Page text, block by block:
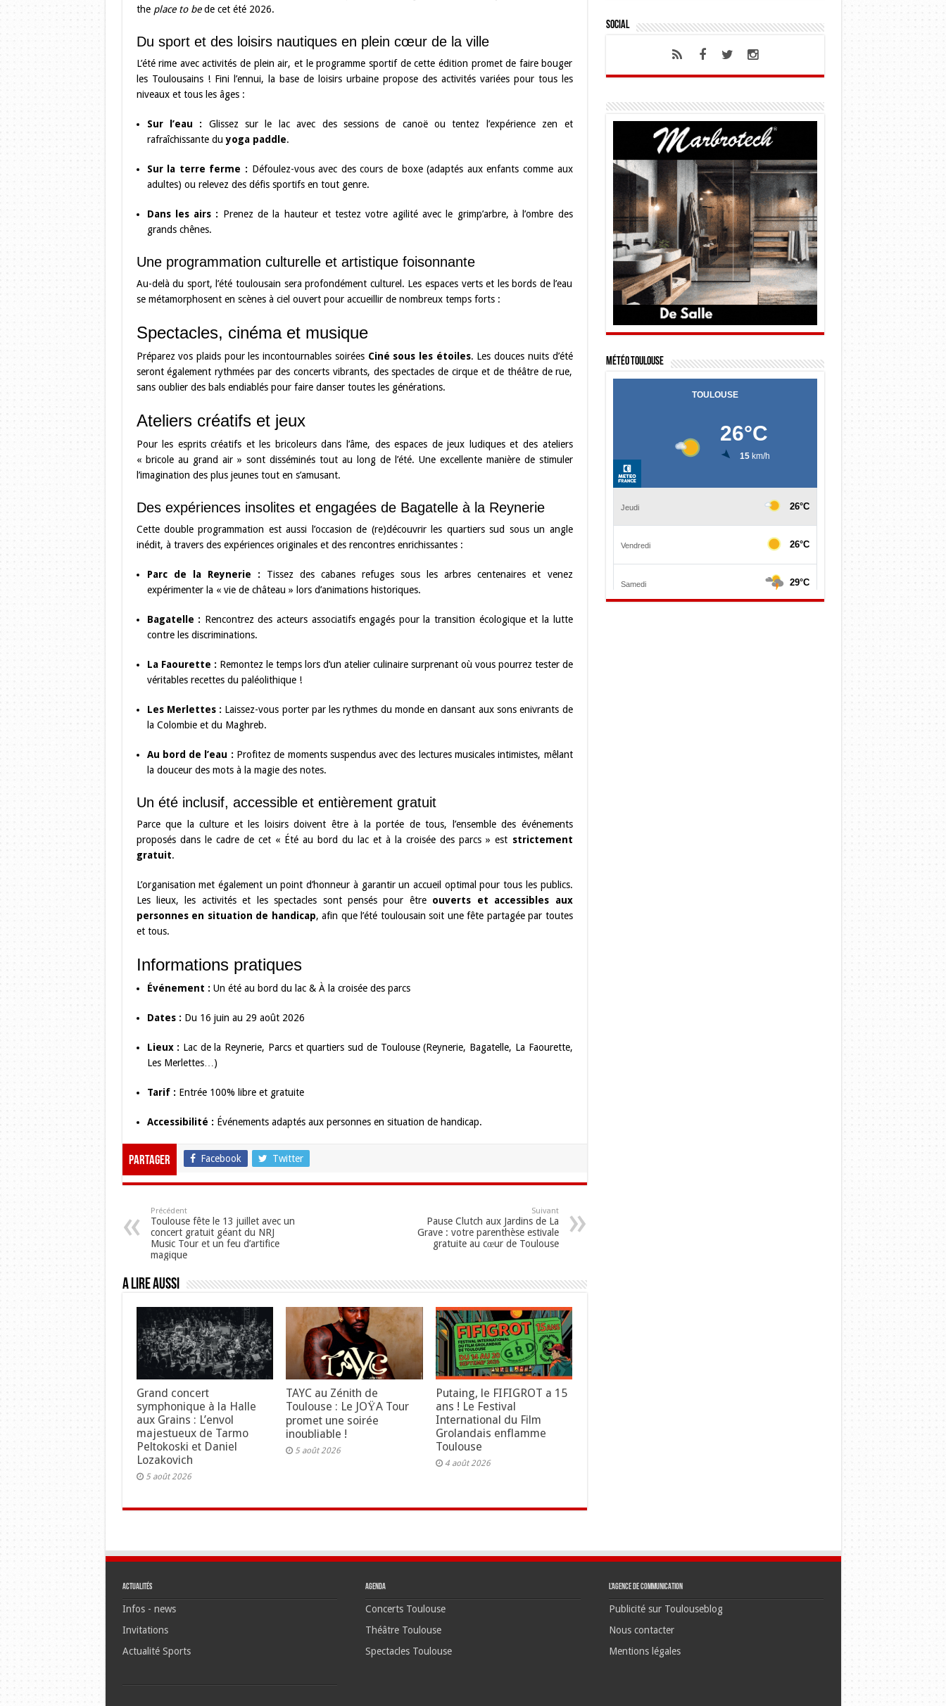
the place to bede cet été 2026.
Du sport et des loisirs nautiques en plein cœur de la ville
L’été rime avec activités de plein air, et le programme sportif de cette édition promet de faire bouger
les Toulousains ! Fini l’ennui, la base de loisirs urbaine propose des activités variées pour tous les
niveaux et tous les âges :
Sur l’eau : Glissez sur le lac avec des sessions de canoë ou tentez l’expérience zen et
rafraîchissante duyoga paddle.
Sur la terre ferme : Défoulez-vous avec des cours de boxe (adaptés aux enfants comme aux
adultes) ou relevez des défis sportifs en tout genre.
Dans les airs : Prenez de la hauteur et testez votre agilité avec le grimp’arbre, à l’ombre des
grands chênes.
Une programmation culturelle et artistique foisonnante
Au-delà du sport, l’été toulousain sera profondément culturel. Les espaces verts et les bords de l’eau
se métamorphosent en scènes à ciel ouvert pour accueillir de nombreux temps forts :
Spectacles, cinéma et musique
Préparez vos plaids pour les incontournables soirées Ciné sous les étoiles. Les douces nuits d’été
seront également rythmées par des concerts vibrants, des spectacles de cirque et de théâtre de rue,
sans oublier des bals endiablés pour faire danser toutes les générations.
Ateliers créatifs et jeux
Pour les esprits créatifs et les bricoleurs dans l’âme, des espaces de jeux ludiques et des ateliers
« bricole au grand air » sont disséminés tout au long de l’été. Une excellente manière de stimuler
l’imagination des plus jeunes tout en s’amusant.
Des expériences insolites et engagées de Bagatelle à la Reynerie
Cette double programmation est aussi l’occasion de (re)découvrir les quartiers sud sous un angle
inédit, à travers des expériences originales et des rencontres enrichissantes :
Parc de la Reynerie : Tissez des cabanes refuges sous les arbres centenaires et venez
expérimenter la « vie de château » lors d’animations historiques.
Bagatelle : Rencontrez des acteurs associatifs engagés pour la transition écologique et la lutte
contre les discriminations.
La Faourette : Remontez le temps lors d’un atelier culinaire surprenant où vous pourrez tester de
véritables recettes du paléolithique !
Les Merlettes : Laissez-vous porter par les rythmes du monde en dansant aux sons enivrants de
la Colombie et du Maghreb.
Au bord de l’eau : Profitez de moments suspendus avec des lectures musicales intimistes, mêlant
la douceur des mots à la magie des notes.
Un été inclusif, accessible et entièrement gratuit
Parce que la culture et les loisirs doivent être à la portée de tous, l’ensemble des événements
proposés dans le cadre de cet « Été au bord du lac et à la croisée des parcs » est strictement
gratuit.
L’organisation met également un point d’honneur à garantir un accueil optimal pour tous les publics.
Les lieux, les activités et les spectacles sont pensés pour être ouverts et accessibles aux
personnes en situation de handicap, afin que l’été toulousain soit une fête partagée par toutes
et tous.
Informations pratiques
Événement : Un été au bord du lac & À la croisée des parcs
Dates : Du 16 juin au 29 août 2026
Lieux : Lac de la Reynerie, Parcs et quartiers sud de Toulouse (Reynerie, Bagatelle, La Faourette,
Les Merlettes…)
Tarif : Entrée 100% libre et gratuite
Accessibilité : Événements adaptés aux personnes en situation de handicap.
Partager Facebook Twitter
Précédent
Toulouse fête le 13 juillet avec un
concert gratuit géant du NRJ
Music Tour et un feu d’artifice
magique
Suivant
Pause Clutch aux Jardins de La
Grave : votre parenthèse estivale
gratuite au cœur de Toulouse
A lire aussi
Grand concert
symphonique à la Halle
aux Grains : L’envol
majestueux de Tarmo
Peltokoski et Daniel
Lozakovich
5 août 2026
TAYC au Zénith de
Toulouse : Le JOŸA Tour
promet une soirée
inoubliable !
5 août 2026
Putaing, le FIFIGROT a 15
ans ! Le Festival
International du Film
Grolandais enflamme
Toulouse
4 août 2026
Social
Météo Toulouse
Actualités
Infos - news
Invitations
Actualité Sports
Agenda
Concerts Toulouse
Théâtre Toulouse
Spectacles Toulouse
L’agence de communication
Publicité sur Toulouseblog
Nous contacter
Mentions légales